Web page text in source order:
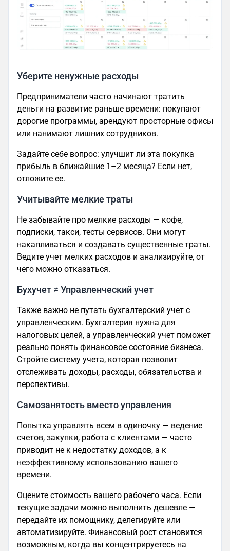
Уберите ненужные расходы
Предприниматели часто начинают тратить
деньги на развитие раньше времени: покупают
дорогие программы, арендуют просторные офисы
или нанимают лишних сотрудников.
Задайте себе вопрос: улучшит ли эта покупка
прибыль в ближайшие 1–2 месяца? Если нет,
отложите ее.
Учитывайте мелкие траты
Не забывайте про мелкие расходы — кофе,
подписки, такси, тесты сервисов. Они могут
накапливаться и создавать существенные траты.
Ведите учет мелких расходов и анализируйте, от
чего можно отказаться.
Бухучет ≠ Управленческий учет
Также важно не путать бухгалтерский учет с
управленческим. Бухгалтерия нужна для
налоговых целей, а управленческий учет поможет
реально понять финансовое состояние бизнеса.
Стройте систему учета, которая позволит
отслеживать доходы, расходы, обязательства и
перспективы.
Самозанятость вместо управления
Попытка управлять всем в одиночку — ведение
счетов, закупки, работа с клиентами — часто
приводит не к недостатку доходов, а к
неэффективному использованию вашего
времени.
Оцените стоимость вашего рабочего часа. Если
текущие задачи можно выполнить дешевле —
передайте их помощнику, делегируйте или
автоматизируйте. Финансовый рост становится
возможным, когда вы концентрируетесь на